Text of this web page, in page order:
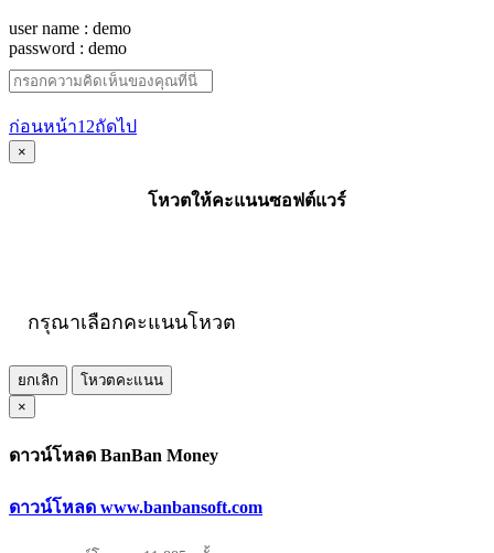
user name : demo
password : demo
ก่อนหน้า1 2ถัดไป
×
โหวตให้คะแนนซอฟต์แวร์
กรุณาเลือกคะแนนโหวต
ยกเลิก
โหวตคะแนน
×
ดาวน์โหลด BanBan Money
ดาวน์โหลด www.banbansoft.com